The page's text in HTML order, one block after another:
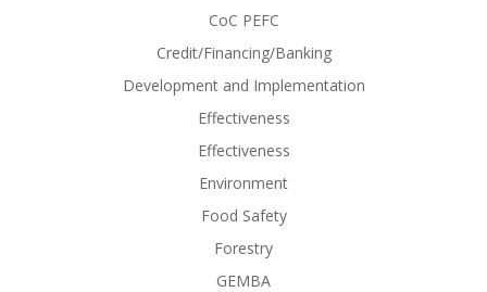
CoC PEFC
Credit/Financing/Banking
Development and Implementation
Effectiveness
Effectiveness
Environment
Food Safety
Forestry
GEMBA